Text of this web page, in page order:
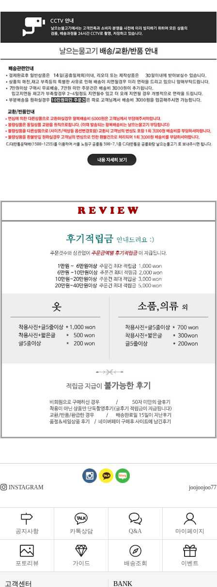
INSTAGRAM joojoojoo77
공지사항 카톡상담 Q&A 마이페이지
포토리뷰 가이드 배송조회 이벤트
고객센터 BANK